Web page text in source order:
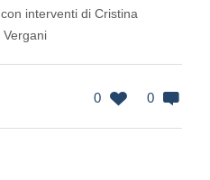
interventi di Cristina
0 0